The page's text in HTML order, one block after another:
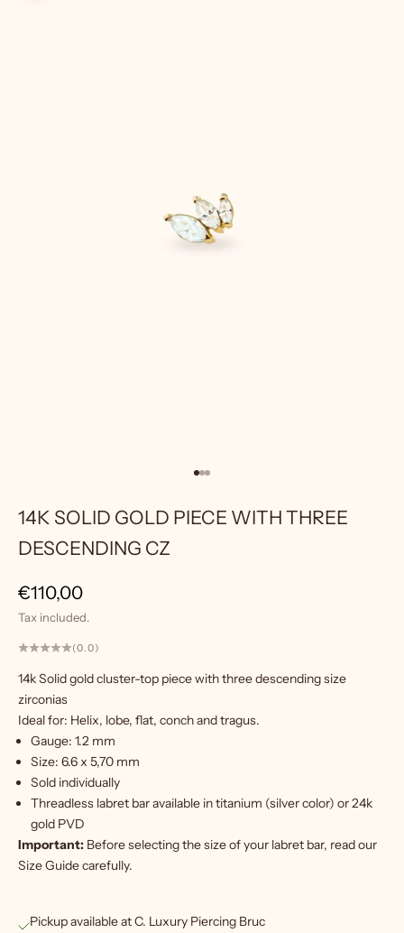
Go to item 1
Go to item 2
Go to item 3
14K SOLID GOLD PIECE WITH THREE
DESCENDING CZ
Sale price
€110,00
Tax included.
(0.0)
14k Solid gold cluster-top piece with three descending size
zirconias
Ideal for: Helix, lobe, flat, conch and tragus.
Gauge: 1.2 mm
Size: 6.6 x 5,70 mm
Sold individually
Threadless labret baravailable in titanium (silver color) or 24k
gold PVD
Important: Before selecting the size of your labret bar, read our
Size Guidecarefully.
Pickup available at C. Luxury Piercing Bruc